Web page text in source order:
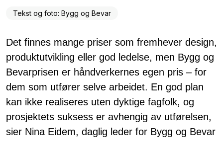
Tekst og foto: Bygg og Bevar
Det finnes mange priser som fremhever design,
produktutvikling eller god ledelse, men Bygg og
Bevarprisen er håndverkernes egen pris – for
dem som utfører selve arbeidet. En god plan
kan ikke realiseres uten dyktige fagfolk, og
prosjektets suksess er avhengig av utførelsen,
sier Nina Eidem, daglig leder for Bygg og Bevar